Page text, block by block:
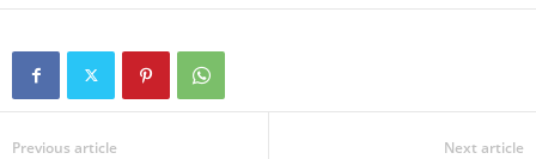
Previous article Next article